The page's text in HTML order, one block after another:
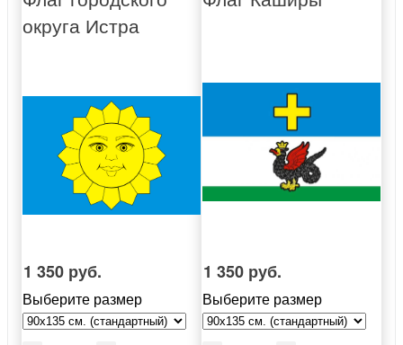
округа Истра
1 350 руб.
Выберите размер
1 350 руб.
Выберите размер